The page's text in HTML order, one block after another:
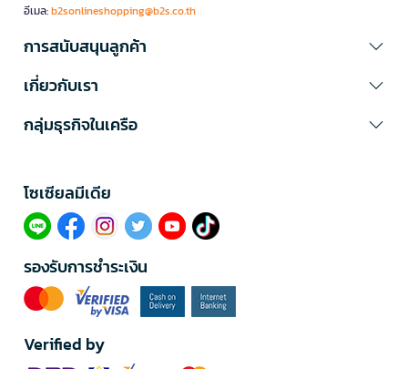
อีเมล:b2sonlineshopping@b2s.co.th
การสนับสนุนลูกค้า
เกี่ยวกับเรา
กลุ่มธุรกิจในเครือ
โซเซียลมีเดีย​
รองรับการชำระเงิน
Verified by